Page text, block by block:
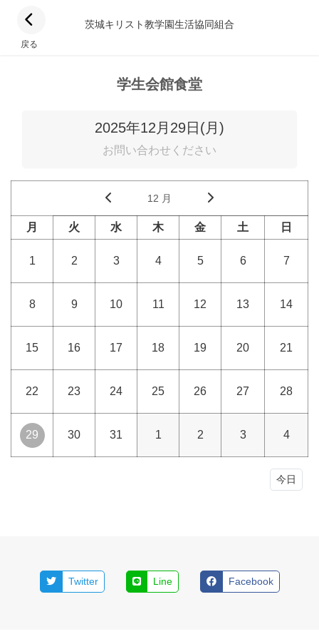
戻る
茨城キリスト教学園生活協同組合
学生会館食堂
2025年12月29日(月)
お問い合わせください
12 月
月 火 水 木 金 土 日
1 2 3 4 5 6 7
8 9 10 11 12 13 14
15 16 17 18 19 20 21
22 23 24 25 26 27 28
29 30 31 1 2 3 4
今日
Twitter Line Facebook